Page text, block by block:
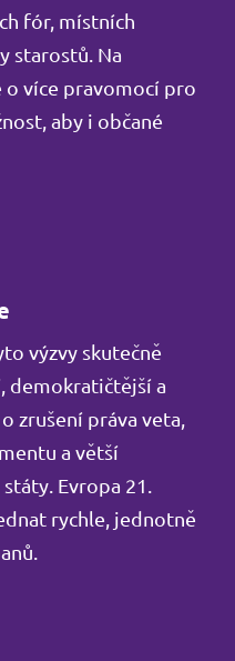
fór, místních
starostů. Na
více pravomocí pro
aby i občané
výzvy skutečně
demokratičtější a
zrušení práva veta,
a větší
Evropa 21.
rychle, jednotně